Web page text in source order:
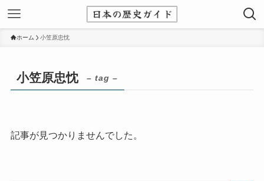
ホーム 小笠原忠忱
小笠原忠忱 – tag –
記事が見つかりませんでした。